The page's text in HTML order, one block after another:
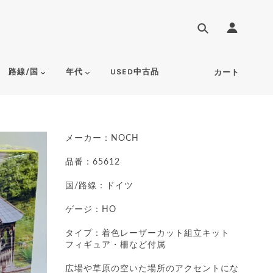
路線/国 年代 USED中古品 カート
メーカー：NOCH
品番：65612
国/路線：ドイツ
ゲージ：HO
タイプ： 着色レーザーカット組立キット
フィギュア・柵など付属
広場や草原の空いた場所のアクセントにな